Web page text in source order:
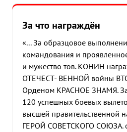
За что награждён
«... За образцовое
командования и
и мужество тов. КОНИН
ОТЕЧЕСТ- ВЕННОЙ войны
Орденом КРАСНОЕ ЗНАМЯ.
120 успешных боевых
высшей правительственной
ГЕРОЙ СОВЕТСКОГО СОЮЗА.